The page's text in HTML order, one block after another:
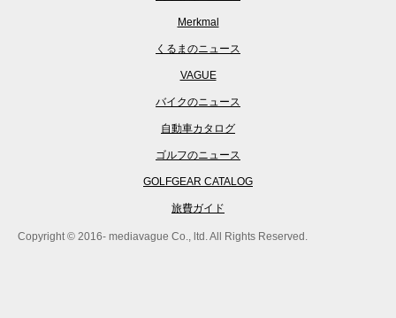
Merkmal
くるまのニュース
VAGUE
バイクのニュース
自動車カタログ
ゴルフのニュース
GOLFGEAR CATALOG
旅費ガイド
Copyright © 2016- mediavague Co., ltd. All Rights Reserved.